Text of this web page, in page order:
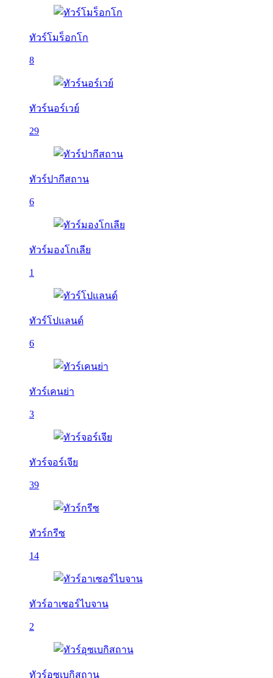
ทัวร์โมร็อกโก
8
ทัวร์นอร์เวย์
29
ทัวร์ปากีสถาน
6
ทัวร์มองโกเลีย
1
ทัวร์โปแลนด์
6
ทัวร์เคนย่า
3
ทัวร์จอร์เจีย
39
ทัวร์กรีซ
14
ทัวร์อาเซอร์ไบจาน
2
ทัวร์อุซเบกิสถาน